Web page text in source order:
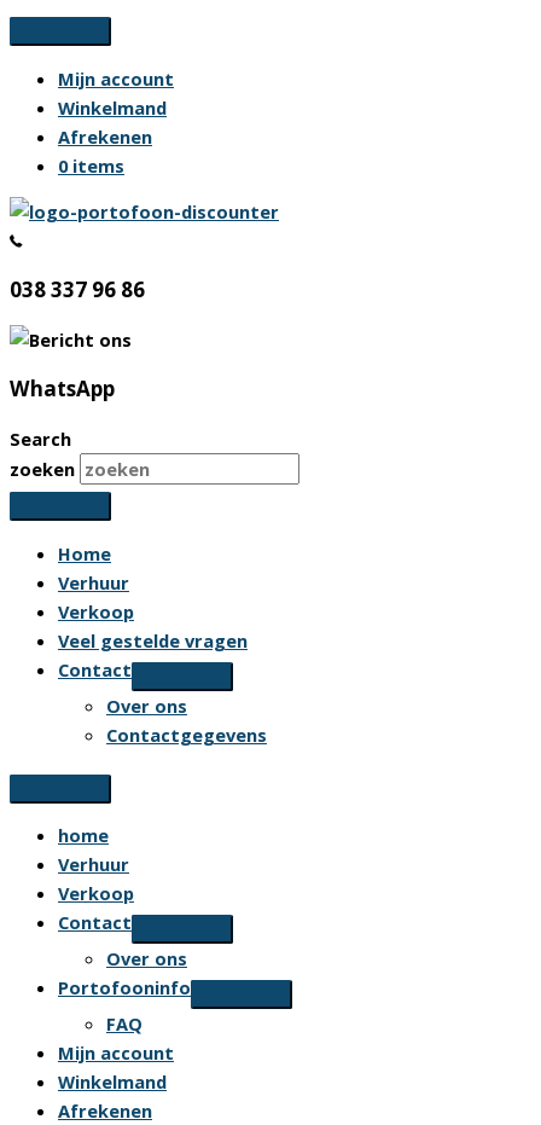
Ga
naar
inhoud
Mijn account
Winkelmand
Afrekenen
0 items
038 337 96 86
WhatsApp
Search
zoeken
Home
Verhuur
Verkoop
Veel gestelde vragen
Contact
Over ons
Contactgegevens
home
Verhuur
Verkoop
Contact
Over ons
Portofooninfo
FAQ
Mijn account
Winkelmand
Afrekenen